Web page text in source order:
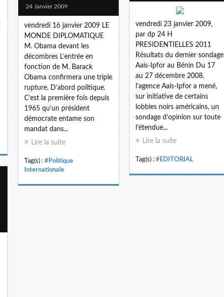
vendredi 23 janvier 2009,
par dp 24 H
PRESIDENTIELLES 2011
Résultats du dernier sondage
Aais-Ipfor au Bénin Du 17
au 27 décembre 2008,
l’agence Aais-Ipfor a mené,
sur initiative de certains
lobbies noirs américains, un
sondage d’opinion sur toute
l’étendue...
Lire la suite
Tag(s) : #EDITORIAL
24 Janvier 2009
vendredi 16 janvier 2009 LE
MONDE DIPLOMATIQUE
M. Obama devant les
décombres L’entrée en
fonction de M. Barack
Obama confirmera une triple
rupture. D’abord politique.
C’est la première fois depuis
1965 qu’un président
démocrate entame son
mandat dans...
Lire la suite
Tag(s) : #Politique
Internationale